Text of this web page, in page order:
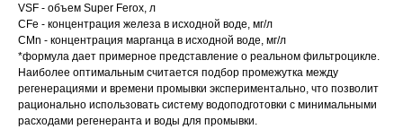
VSF - объем Super Ferox, л
СFe - концентрация железа в исходной воде, мг/л
СMn - концентрация марганца в исходной воде, мг/л
*формула дает примерное представление о реальном фильтроцикле.
Наиболее оптимальным считается подбор промежутка между
регенерациями и времени промывки экспериментально, что позволит
рационально использовать систему водоподготовки с минимальными
расходами регенеранта и воды для промывки.